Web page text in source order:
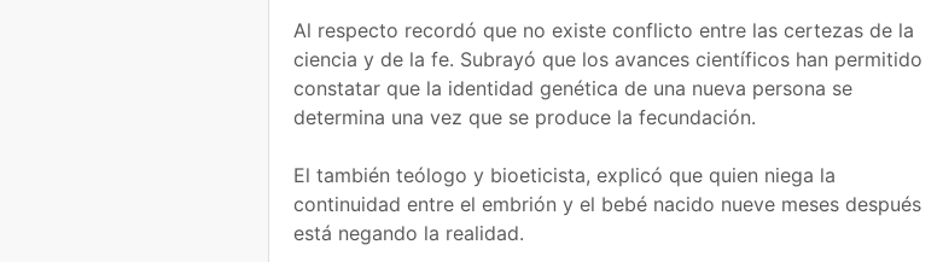
Al respecto recordó que no existe conflicto entre las certezas de la
ciencia y de la fe. Subrayó que los avances científicos han permitido
constatar que la identidad genética de una nueva persona se
determina una vez que se produce la fecundación.
El también teólogo y bioeticista, explicó que quien niega la
continuidad entre el embrión y el bebé nacido nueve meses después
está negando la realidad.